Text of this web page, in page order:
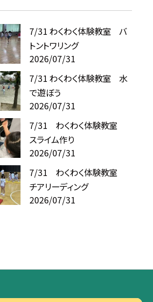
7/31 わくわく体験教室 バ
トントワリング
2026/07/31
7/31 わくわく体験教室 水
で遊ぼう
2026/07/31
7/31 わくわく体験教室
スライム作り
2026/07/31
7/31 わくわく体験教室
チアリーディング
2026/07/31